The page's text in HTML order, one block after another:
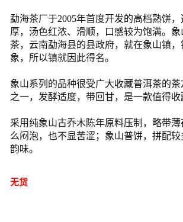
勐海茶厂于2005年首度开发的高档熟饼
厚，汤色红浓、滑顺，口感较为饱满。
茶，云南勐海县的县政府，就在象山镇
象，所以镇就因此得名。
象山系列的品种很受广大收藏普洱茶的
之一，发酵适度，带回甘，是一款值得收
采用纯象山古乔木陈年原料压制，略带
么闷泡，也不显苦涩；象山普饼，拼配
韵味。
无货